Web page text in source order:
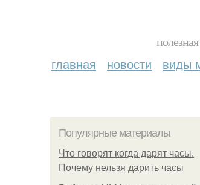
главная новости виды
Популярные материалы
Что говорят когда дарят часы.
Почему нельзя дарить часы